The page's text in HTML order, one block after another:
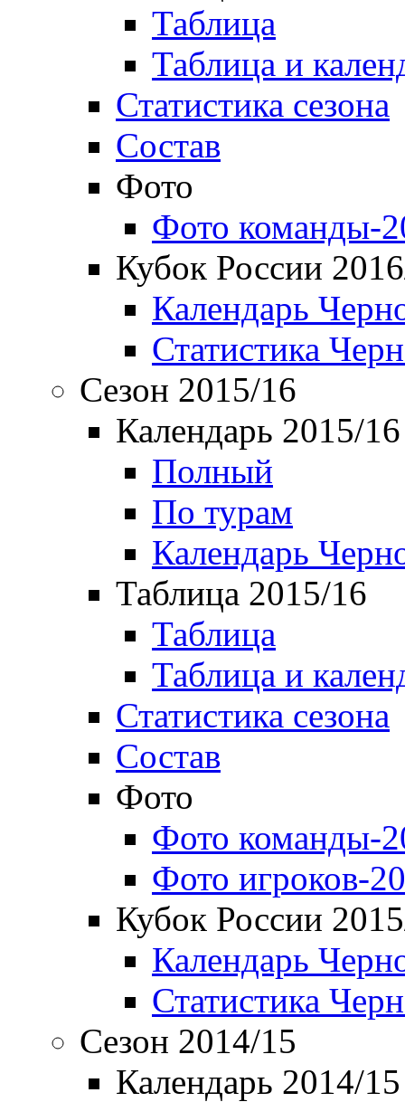
Таблица
Таблица и
Статистика сезона
Состав
Фото
Фото команды-
Кубок России
Календарь
Статистика
Сезон 2015/16
Календарь 2015/16
Полный
По турам
Календарь
Таблица 2015/16
Таблица
Таблица и
Статистика сезона
Состав
Фото
Фото команды-
Фото игроков-
Кубок России
Календарь
Статистика
Сезон 2014/15
Календарь 2014/15